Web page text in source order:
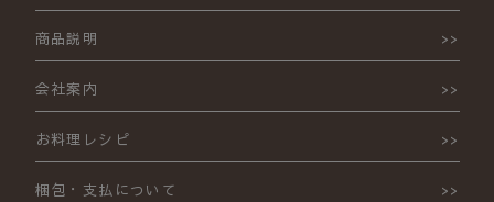
商品説明
会社案内
お料理レシピ
梱包・支払について